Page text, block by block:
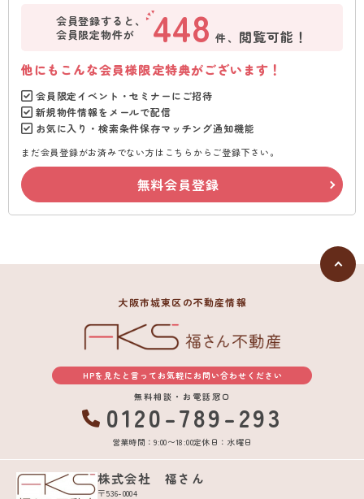
会員登録すると、
会員限定物件が
448 件、 閲覧可能！
他にもこんな会員様限定特典がございます！
会員限定イベント・セミナーにご招待
新規物件情報をメールで配信
お気に入り・検索条件保存マッチング通知機能
まだ会員登録がお済みでない方はこちらからご登録下さい。
無料会員登録
大阪市城東区の不動産情報
HPを見たと言ってお気軽にお問い合わせください
無料相談・お電話窓口
0120-789-293
営業時間：9:00〜18:00定休日：水曜日
株式会社 福さん
〒536-0004